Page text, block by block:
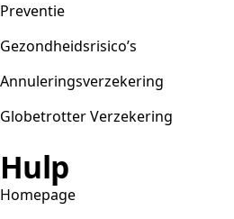
Preventie
Gezondheidsrisico’s
Annuleringsverzekering
Globetrotter Verzekering
Hulp
Homepage